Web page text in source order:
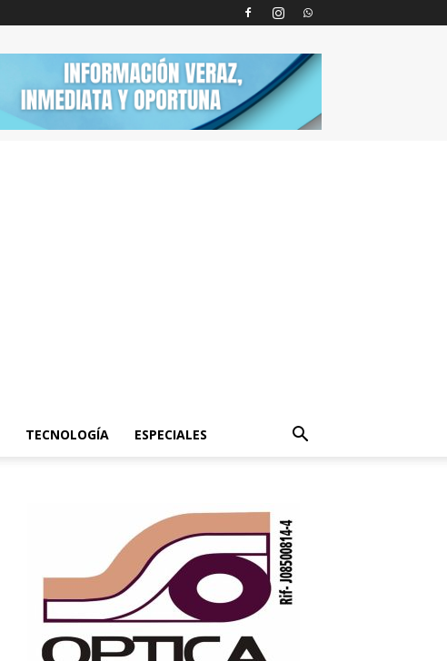
TECNOLOGÍA ESPECIALES